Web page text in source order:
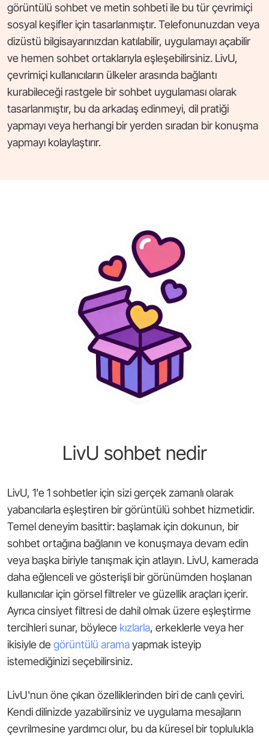
görüntülü sohbet ve metin sohbeti ile bu tür çevrimiçi
sosyal keşifler için tasarlanmıştır. Telefonunuzdan veya
dizüstü bilgisayarınızdan katılabilir, uygulamayı açabilir
ve hemen sohbet ortaklarıyla eşleşebilirsiniz. LivU,
çevrimiçi kullanıcıların ülkeler arasında bağlantı
kurabileceği rastgele bir sohbet uygulaması olarak
tasarlanmıştır, bu da arkadaş edinmeyi, dil pratiği
yapmayı veya herhangi bir yerden sıradan bir konuşma
yapmayı kolaylaştırır.
LivU sohbet nedir
LivU, 1'e 1 sohbetler için sizi gerçek zamanlı olarak
yabancılarla eşleştiren bir görüntülü sohbet hizmetidir.
Temel deneyim basittir: başlamak için dokunun, bir
sohbet ortağına bağlanın ve konuşmaya devam edin
veya başka biriyle tanışmak için atlayın. LivU, kamerada
daha eğlenceli ve gösterişli bir görünümden hoşlanan
kullanıcılar için görsel filtreler ve güzellik araçları içerir.
Ayrıca cinsiyet filtresi de dahil olmak üzere eşleştirme
tercihleri sunar, böylece kızlarla, erkeklerle veya her
ikisiyle de görüntülü aramayapmak isteyip
istemediğinizi seçebilirsiniz.
LivU'nun öne çıkan özelliklerinden biri de canlı çeviri.
Kendi dilinizde yazabilirsiniz ve uygulama mesajların
çevrilmesine yardımcı olur, bu da küresel bir toplulukla